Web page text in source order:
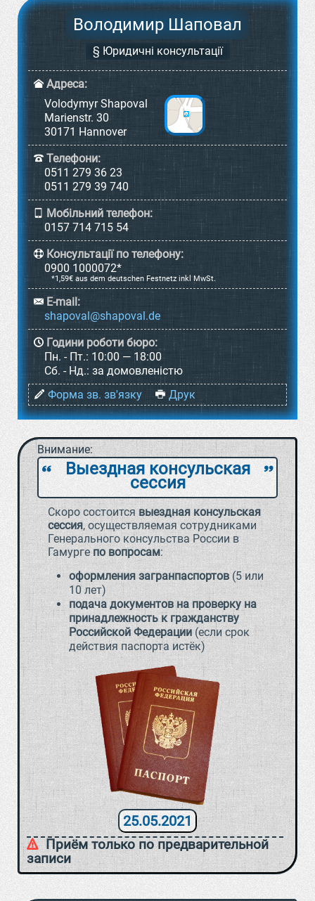
Володимир Шаповал
§ Юридичні консультації
Адреса:
Volodymyr Shapoval
Marienstr. 30
30171 Hannover
Телефони:
0511 279 36 23
0511 279 39 740
Мобільний телефон:
0157 714 715 54
Консультації по телефону:
0900 1000072*
*1,59€ aus dem deutschen Festnetz inkl MwSt.
E-mail:
Години роботи бюро:
Пн. - Пт.: 10:00 — 18:00
Cб. - Нд.: за домовленістю
Форма зв. зв'язку
Друк
Внимание:
` a
Выездная консульская
сессия
Скоро состоится выездная консульская
сессия, осуществляемая сотрудниками
Генерального консульства России в
Гамургепо вопросам:
оформления загранпаспортов (5 или
10 лет)
подача документов на проверку на
принадлежность к гражданству
Российской Федерации (если срок
действия паспорта истёк)
25.05.2021
Приём только по предварительной
записи